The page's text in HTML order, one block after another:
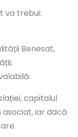
va trebui:
Benesat,
capitalul
asociat, iar dacă